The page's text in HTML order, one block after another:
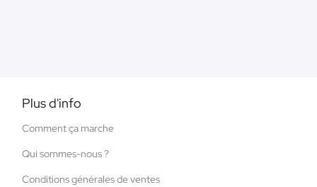
Plus d'info
Comment ça marche
Qui sommes-nous ?
Conditions générales de ventes